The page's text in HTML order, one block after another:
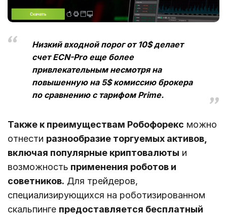
Низкий входной порог от 10$ делает
счет ECN-Pro еще более
привлекательным несмотря на
повышенную на 5$ комиссию брокера
по сравнению с тарифом Prime.
Также к преимуществам Робофорекс можно
отнести разнообразие торгуемых активов,
включая популярные криптовалюты и
возможность применения роботов и
советников. Для трейдеров,
специализирующихся на роботизированном
скальпинге предоставляется бесплатный